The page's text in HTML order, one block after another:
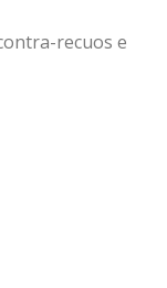
recuos e